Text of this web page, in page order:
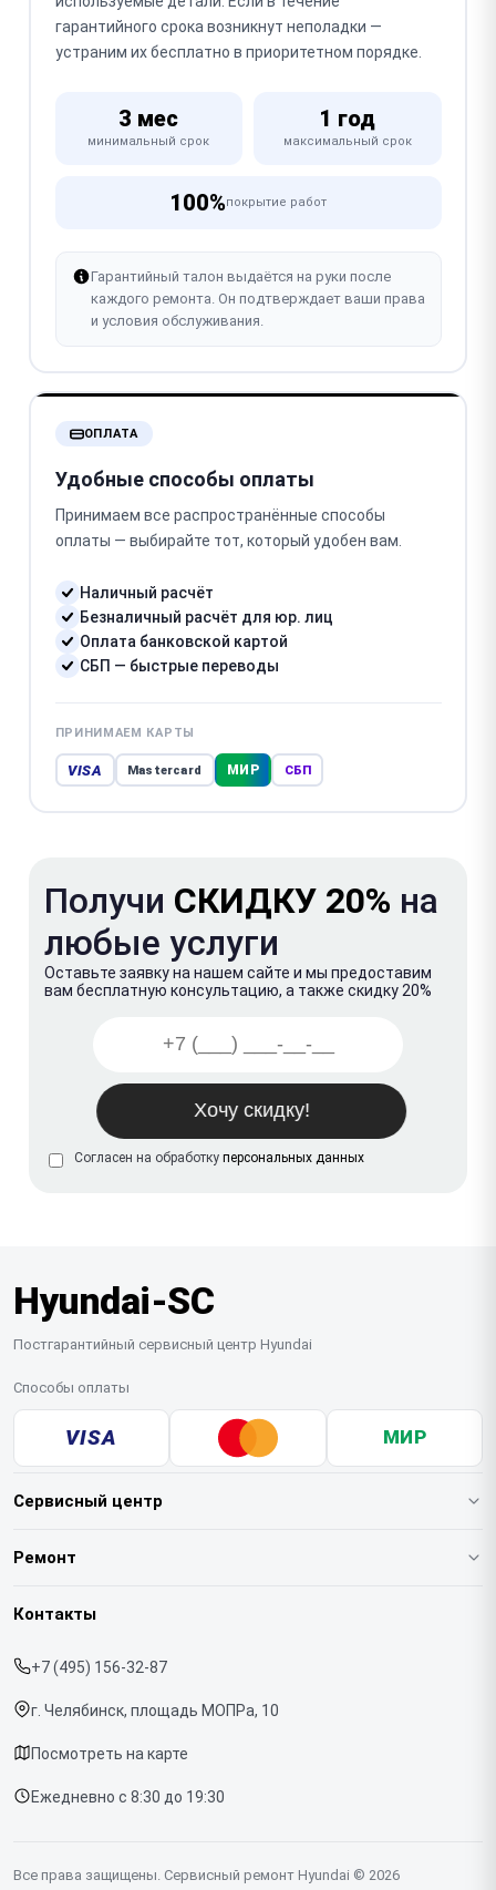
гарантийного срока возникнут неполадки —
устраним их бесплатно в приоритетном порядке.
3 мес
минимальный срок
1 год
максимальный срок
100%покрытие работ
Гарантийный талон выдаётся на руки после
каждого ремонта. Он подтверждает ваши права
и условия обслуживания.
ОПЛАТА
Удобные способы оплаты
Принимаем все распространённые способы
оплаты — выбирайте тот, который удобен вам.
Наличный расчёт
Безналичный расчёт для юр. лиц
Оплата банковской картой
СБП — быстрые переводы
ПРИНИМАЕМ КАРТЫ
VISA Mastercard МИР СБП
Получи СКИДКУ 20% на
любые услуги
Оставьте заявку на нашем сайте и мы предоставим
вам бесплатную консультацию, а также скидку 20%
Согласен на обработку персональных данных
Hyundai-SC
Постгарантийный сервисный центр Hyundai
Способы оплаты
VISA МИР
Сервисный центр
О нашем сервисе
Срочный ремонт
Доставка и способы оплаты
Диагностика
Контакты
Ремонт
Варочных панелей
Контакты
+7 (495) 156-32-87
г. Челябинск, площадь МОПРа, 10
Посмотреть на карте
Ежедневно с 8:30 до 19:30
Все права защищены. Сервисный ремонт Hyundai © 2026